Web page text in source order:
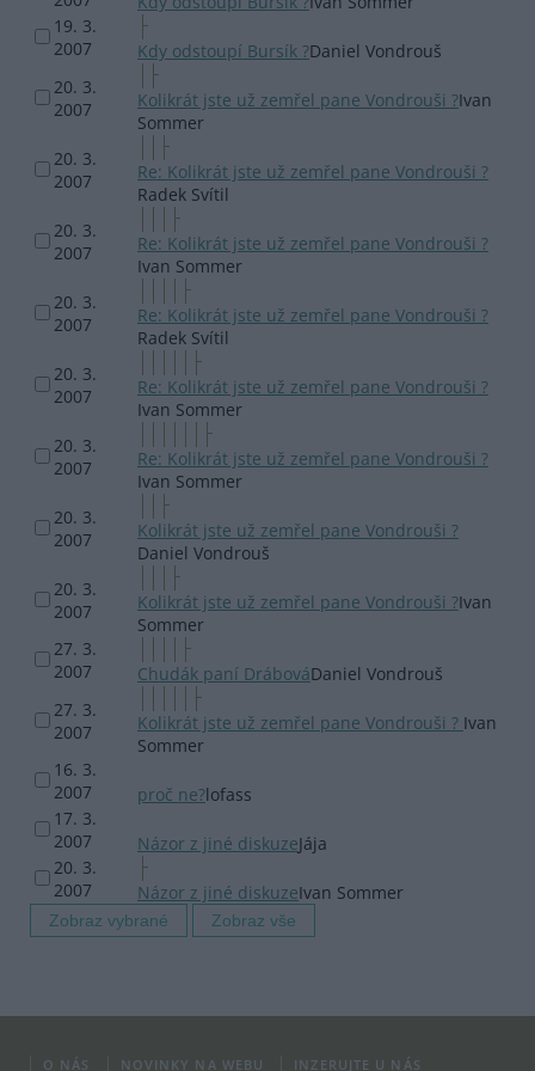
19. 3.
2007
Kdy odstoupí Bursík ?Daniel Vondrouš
20. 3.
2007
Kolikrát jste už zemřel pane Vondrouši ?Ivan
Sommer
20. 3.
2007
Re: Kolikrát jste už zemřel pane Vondrouši ?
Radek Svítil
20. 3.
2007
Re: Kolikrát jste už zemřel pane Vondrouši ?
Ivan Sommer
20. 3.
2007
Re: Kolikrát jste už zemřel pane Vondrouši ?
Radek Svítil
20. 3.
2007
Re: Kolikrát jste už zemřel pane Vondrouši ?
Ivan Sommer
20. 3.
2007
Re: Kolikrát jste už zemřel pane Vondrouši ?
Ivan Sommer
20. 3.
2007
Kolikrát jste už zemřel pane Vondrouši ?
Daniel Vondrouš
20. 3.
2007
Kolikrát jste už zemřel pane Vondrouši ?Ivan
Sommer
27. 3.
2007
Chudák paní DrábováDaniel Vondrouš
27. 3.
2007
Kolikrát jste už zemřel pane Vondrouši ? Ivan
Sommer
16. 3.
2007
proč ne?lofass
17. 3.
2007
Názor z jiné diskuzeJája
20. 3.
2007
Názor z jiné diskuzeIvan Sommer
O NÁS NOVINKY NA WEBU INZERUJTE U NÁS